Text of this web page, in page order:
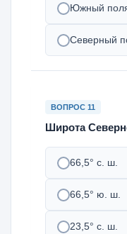
Южный
Северный
ВОПРОС 11
Широта
66,5° с. ш.
66,5° ю. ш.
23,5° с. ш.